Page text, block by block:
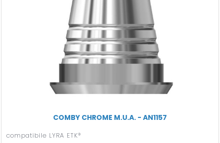
COMBY CHROME M.U.A. - AN1157
compatibile LYRA ETK®